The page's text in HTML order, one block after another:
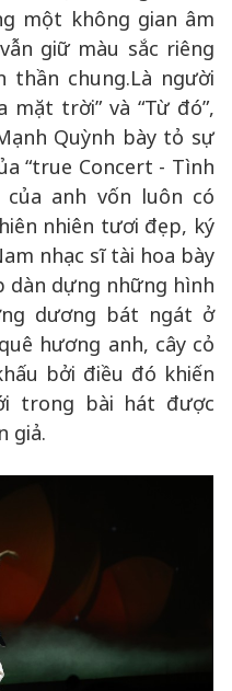
một không gian âm
giữ màu sắc riêng
thần chung.Là người
mặt trời” và “Từ đó”,
Quỳnh bày tỏ sự
“true Concert - Tình
anh vốn luôn có
nhiên tươi đẹp, ký
nhạc sĩ tài hoa bày
dàn dựng những hình
dương bát ngát ở
hương anh, cây cỏ
bởi điều đó khiến
trong bài hát được
giả.